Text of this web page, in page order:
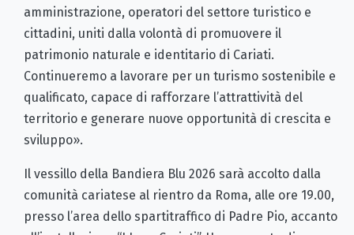
amministrazione, operatori del settore turistico e
cittadini, uniti dalla volontà di promuovere il
patrimonio naturale e identitario di Cariati.
Continueremo a lavorare per un turismo sostenibile e
qualificato, capace di rafforzare l’attrattività del
territorio e generare nuove opportunità di crescita e
sviluppo».
Il vessillo della Bandiera Blu 2026 sarà accolto dalla
comunità cariatese al rientro da Roma, alle ore 19.00,
presso l’area dello spartitraffico di Padre Pio, accanto